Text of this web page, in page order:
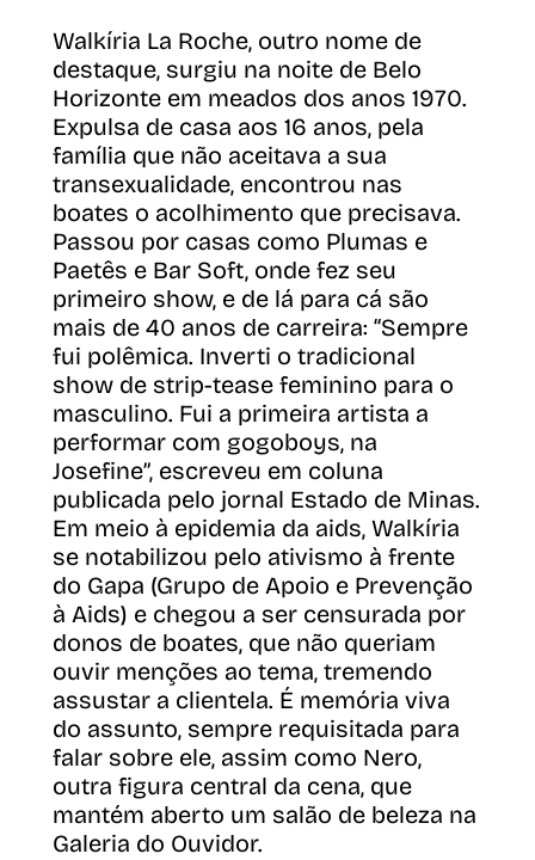
Walkíria La Roche, outro nome de
destaque, surgiu na noite de Belo
Horizonte em meados dos anos 1970.
Expulsa de casa aos 16 anos, pela
família que não aceitava a sua
transexualidade, encontrou nas
boates o acolhimento que precisava.
Passou por casas como Plumas e
Paetês e Bar Soft, onde fez seu
primeiro show, e de lá para cá são
mais de 40 anos de carreira: “Sempre
fui polêmica. Inverti o tradicional
show de strip-tease feminino para o
masculino. Fui a primeira artista a
performar com gogoboys, na
Josefine”, escreveu em coluna
publicada pelo jornal Estado de Minas.
Em meio à epidemia da aids, Walkíria
se notabilizou pelo ativismo à frente
do Gapa (Grupo de Apoio e Prevenção
à Aids) e chegou a ser censurada por
donos de boates, que não queriam
ouvir menções ao tema, tremendo
assustar a clientela. É memória viva
do assunto, sempre requisitada para
falar sobre ele, assim como Nero,
outra figura central da cena, que
mantém aberto um salão de beleza na
Galeria do Ouvidor.